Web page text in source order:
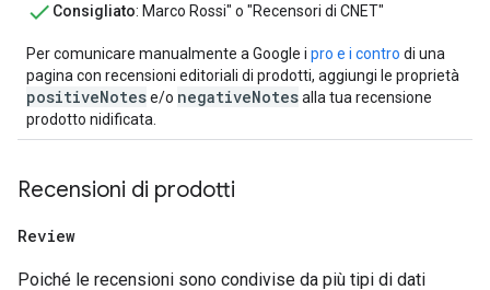
Consigliato: Marco Rossi" o "Recensori di CNET"
Per comunicare manualmente a Google i pro e i contro di una
pagina con recensioni editoriali di prodotti, aggiungi le proprietà
positiveNotese/o negativeNotesalla tua recensione
prodotto nidificata.
Recensioni di prodotti
Review
Poiché le recensioni sono condivise da più tipi di dati